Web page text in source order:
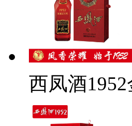
西凤酒